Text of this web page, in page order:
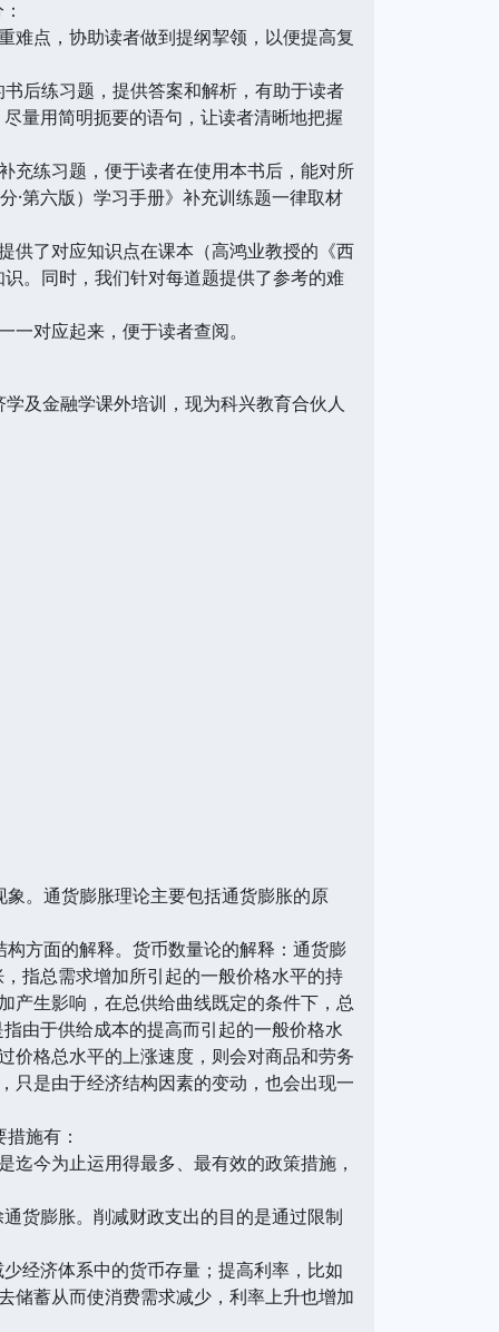
点，协助读者做到提纲挈领，以便提高复
后练习题，提供答案和解析，有助于读者
量用简明扼要的语句，让读者清晰地把握
练习题，便于读者在使用本书后，能对所
·第六版）学习手册》补充训练题一律取材
了对应知识点在课本（高鸿业教授的《西
。同时，我们针对每道题提供了参考的难
对应起来，便于读者查阅。
及金融学课外培训，现为科兴教育合伙人
。通货膨胀理论主要包括通货膨胀的原
方面的解释。货币数量论的解释：通货膨
指总需求增加所引起的一般价格水平的持
产生影响，在总供给曲线既定的条件下，总
由于供给成本的提高而引起的一般价格水
价格总水平的上涨速度，则会对商品和劳务
只是由于经济结构因素的变动，也会出现一
施有：
今为止运用得最多、最有效的政策措施，
膨胀。削减财政支出的目的是通过限制
济体系中的货币存量；提高利率，比如
储蓄从而使消费需求减少，利率上升也增加